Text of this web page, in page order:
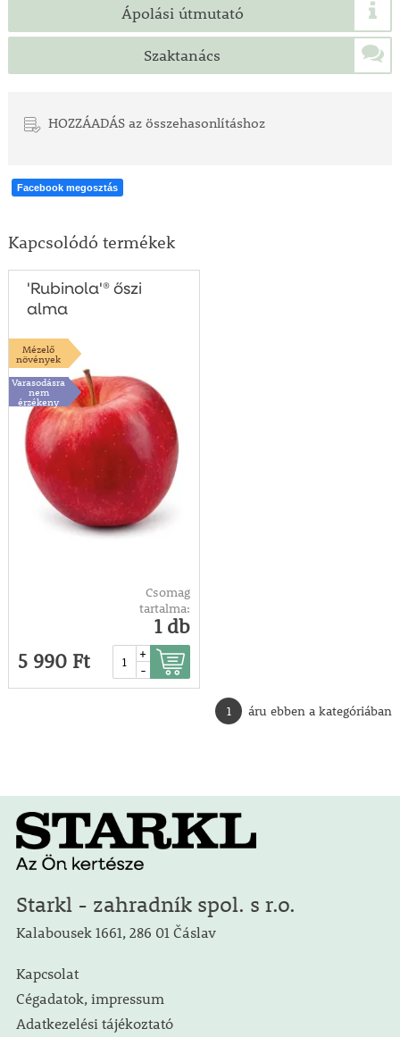
Ápolási útmutató
Szaktanács
HOZZÁADÁS az összehasonlításhoz
Facebook megosztás
Kapcsolódó termékek
'Rubinola'® őszi
alma
Mézelő
növények
Varasodásra
nem
érzékeny
Csomag
tartalma:
1 db
5 990 Ft
+
-
1 áru ebben a kategóriában
Starkl - zahradník spol. s r.o.
Kalabousek 1661, 286 01 Čáslav
Kapcsolat
Cégadatok, impressum
Adatkezelési tájékoztató